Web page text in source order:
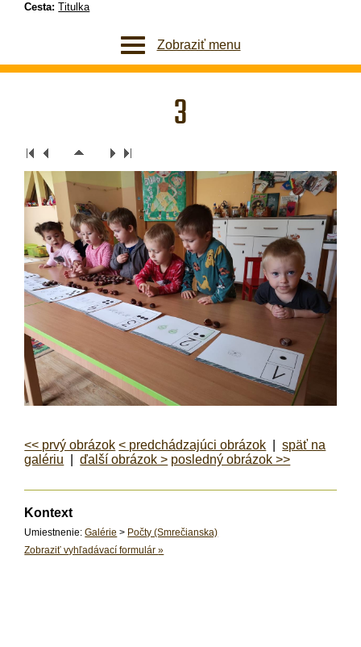
Cesta:Titulka
Zobraziť menu
3
<< prvý obrázok < predchádzajúci obrázok |späť na
galériu |ďalší obrázok > posledný obrázok >>
Kontext
Umiestnenie:Galérie > Počty (Smrečianska)
Zobraziť vyhľadávací formulár»